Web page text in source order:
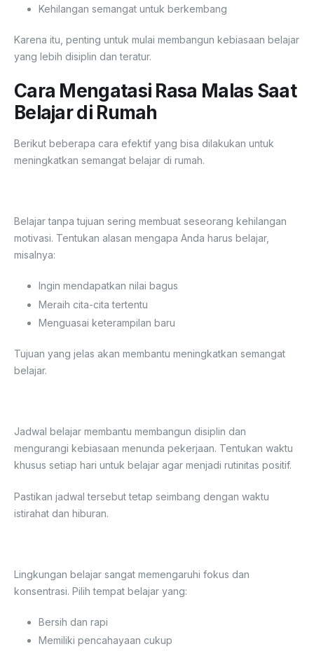
Kehilangan semangat untuk berkembang
Karena itu, penting untuk mulai membangun kebiasaan belajar
yang lebih disiplin dan teratur.
Cara Mengatasi Rasa Malas Saat
Belajar di Rumah
Berikut beberapa cara efektif yang bisa dilakukan untuk
meningkatkan semangat belajar di rumah.
Belajar tanpa tujuan sering membuat seseorang kehilangan
motivasi. Tentukan alasan mengapa Anda harus belajar,
misalnya:
Ingin mendapatkan nilai bagus
Meraih cita-cita tertentu
Menguasai keterampilan baru
Tujuan yang jelas akan membantu meningkatkan semangat
belajar.
Jadwal belajar membantu membangun disiplin dan
mengurangi kebiasaan menunda pekerjaan. Tentukan waktu
khusus setiap hari untuk belajar agar menjadi rutinitas positif.
Pastikan jadwal tersebut tetap seimbang dengan waktu
istirahat dan hiburan.
Lingkungan belajar sangat memengaruhi fokus dan
konsentrasi. Pilih tempat belajar yang:
Bersih dan rapi
Memiliki pencahayaan cukup